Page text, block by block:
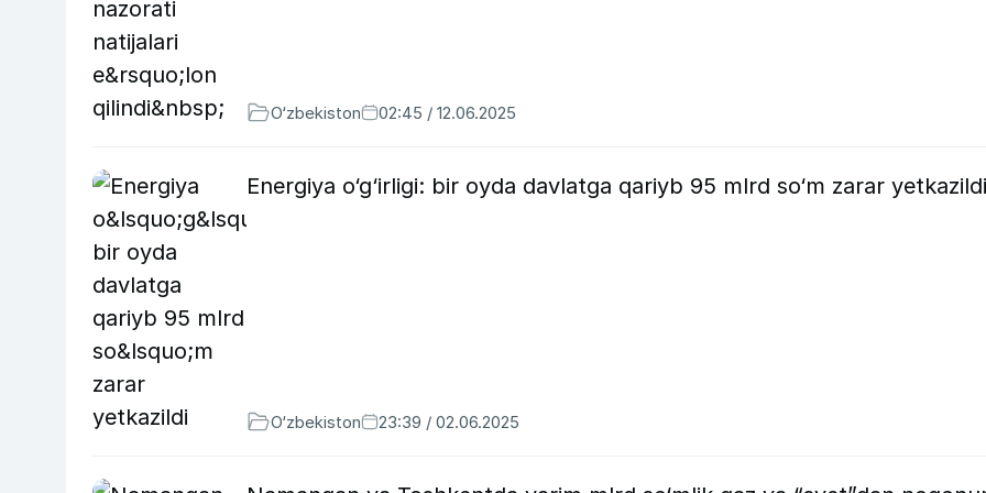
O‘zbekiston 02:45 / 12.06.2025
Energiya o‘g‘irligi: bir oyda davlatga qariyb 95 mlrd so‘m zarar yetkazildi
O‘zbekiston 23:39 / 02.06.2025